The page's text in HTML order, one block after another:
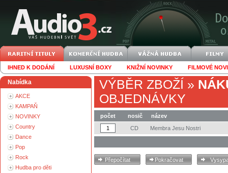
IHNED K DODÁNÍ LUXUSNÍ BOXY KNIŽNÍ NOVINKY FILMOVÉ
Nabídka
AKCE
KAMPAŇ
NOVINKY
Country
Dance
Pop
Rock
Hudba pro děti
VÝBĚR ZBOŽÍ »
OBJEDNÁVKY
počet nosič
název
CD
Membra Jesu Nostri